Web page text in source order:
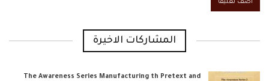
المشاركات الاخيرة
The Awareness Series Manufacturing th Pretext and